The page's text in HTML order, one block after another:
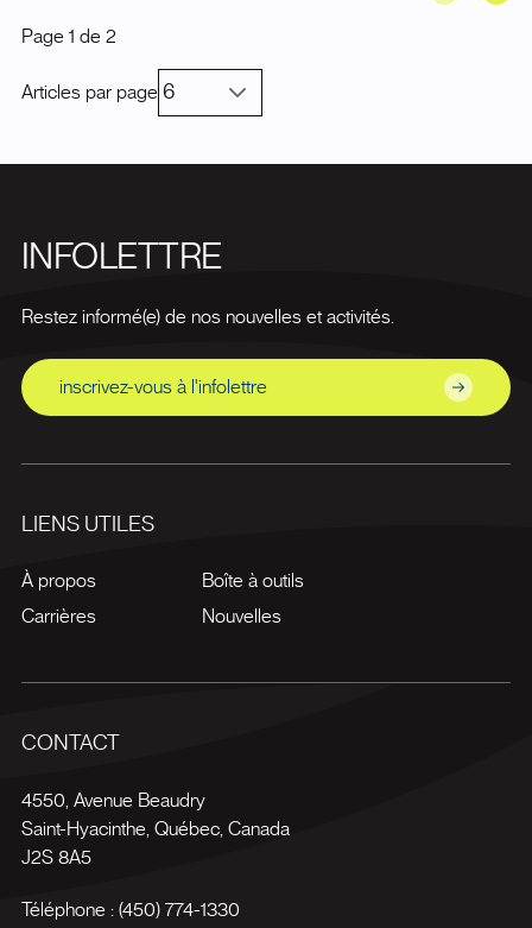
Page 1 de 2
Articles par page
INFOLETTRE
Restez informé(e) de nos nouvelles et activités.
inscrivez-vous à l'infolettre
LIENS UTILES
À propos
Carrières
Boîte à outils
Nouvelles
CONTACT
4550, Avenue Beaudry
Saint-Hyacinthe Québec, Canada
J2S 8A5
Téléphone : (450) 774-1330